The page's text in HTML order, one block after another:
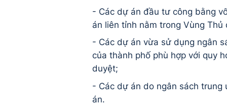
- Các dự án đầu tư công bằng
án liên tỉnh nằm trong Vùng
- Các dự án vừa sử dụng ngân
của thành phố phù hợp với quy
duyệt;
- Các dự án do ngân sách
án.